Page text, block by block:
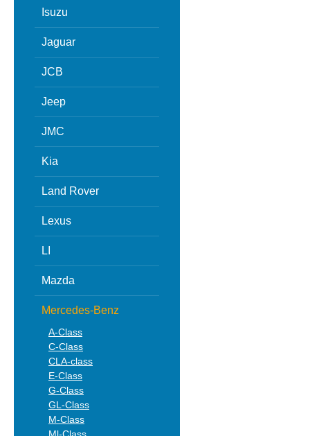
Isuzu
Jaguar
JCB
Jeep
JMC
Kia
Land Rover
Lexus
LI
Mazda
Mercedes-Benz
A-Class
C-Class
CLA-class
E-Class
G-Class
GL-Class
M-Class